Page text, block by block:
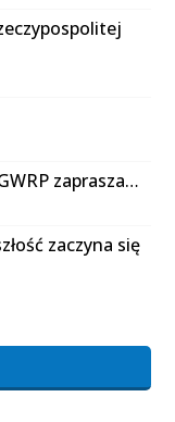
zaprasza…
zaczyna się